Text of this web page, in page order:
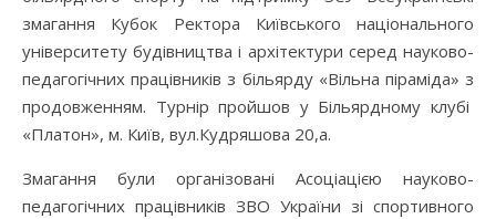
змагання Кубок Ректора Київського національного
університету будівництва і архітектури серед науково-
педагогічних працівників з більярду «Вільна піраміда» з
продовженням. Турнір пройшов у Більярдному клубі
«Платон», м. Київ, вул.Кудряшова 20,а.
Змагання були організовані Асоціацією науково-
педагогічних працівників ЗВО України зі спортивного